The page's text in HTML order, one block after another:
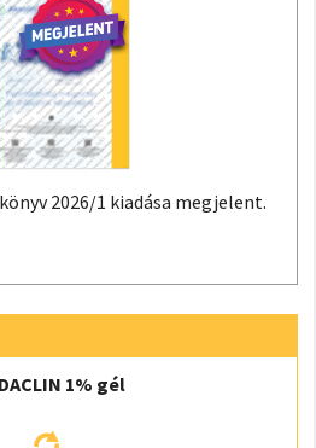
2026/1 kiadása megjelent.
1% gél